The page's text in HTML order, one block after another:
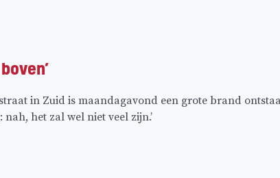
in Zuid is maandagavond een grote brand
het zal wel niet veel zijn.’